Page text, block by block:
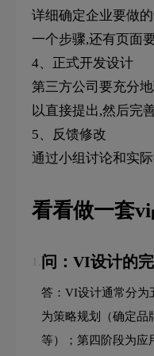
详细确定企业要做
一个步骤,还有页面
4、正式开发设计
第三方公司要充分
以直接提出,然后完
5、反馈修改
通过小组讨论和实
看看做一套
问：VI设计的
答：VI设计通常分为
为策略规划（确定品
等）；第四阶段为应